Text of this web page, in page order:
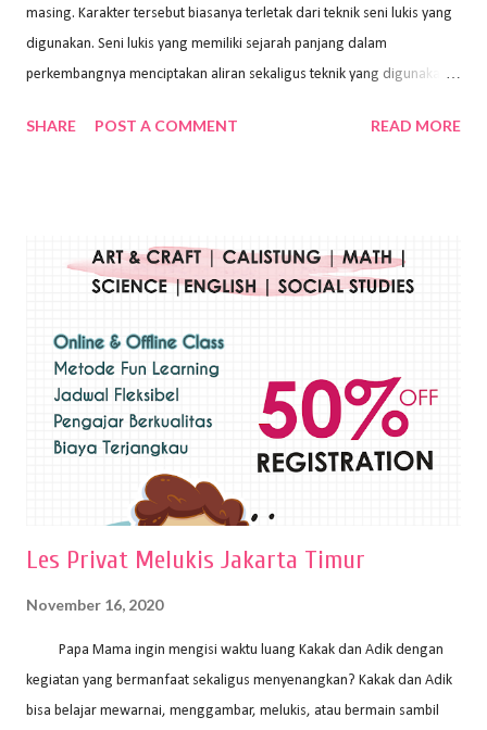
masing. Karakter tersebut biasanya terletak dari teknik seni lukis yang
digunakan. Seni lukis yang memiliki sejarah panjang dalam
perkembangnya menciptakan aliran sekaligus teknik yang digunakan.
Wayan Kun Adnyana, teknik yang berbeda tentunya akan
menggunakan bahan dasar cat air, cat akrilik, atau cat minyak dengan
sapuan warna cat yang tebal. Dengan memberikan sapuan warna
pelukis untuk menghasilkan lukisan yang mempesona dan tentunya
bernilai tinggi. Ciri teknik plakat Ciri-ciri teknik plakat, yaitu: Sapuan
warna yang kental dan tebal. Hasil lukisan menutupi seluruh bagian
medianya Mem...
SHARE POST A COMMENT READ MORE
Les Privat Melukis Jakarta Timur
November 16, 2020
Papa Mama ingin mengisi waktu luang Kakak dan Adik dengan
kegiatan yang bermanfaat sekaligus menyenangkan? Kakak dan Adik
bisa belajar mewarnai, menggambar, melukis, atau bermain sambil